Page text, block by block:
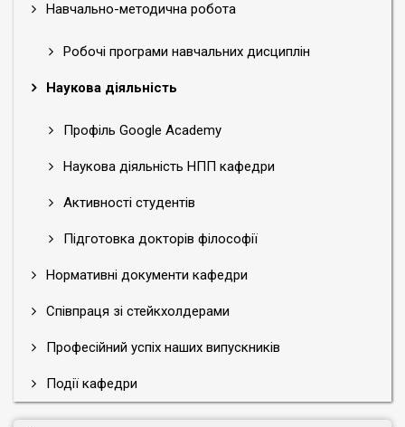
Навчально-методична робота
Робочі програми навчальних дисциплін
Наукова діяльність
Профіль Google Academy
Наукова діяльність НПП кафедри
Активності студентів
Підготовка докторів філософії
Нормативні документи кафедри
Співпраця зі стейкхолдерами
Професійний успіх наших випускників
Події кафедри